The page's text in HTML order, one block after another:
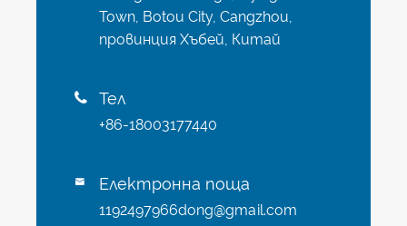
Town, Botou City, Cangzhou,
провинция Хъбей, Китай
 Тел
+86-18003177440
 Електронна поща
1192497966dong@gmail.com